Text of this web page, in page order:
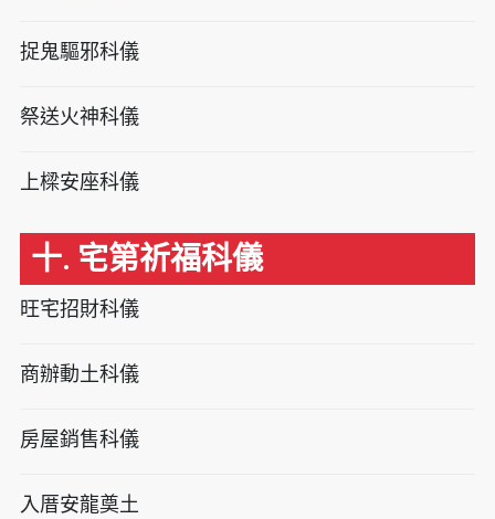
捉鬼驅邪科儀
祭送火神科儀
上樑安座科儀
十. 宅第祈福科儀
旺宅招財科儀
商辦動土科儀
房屋銷售科儀
入厝安龍奠土